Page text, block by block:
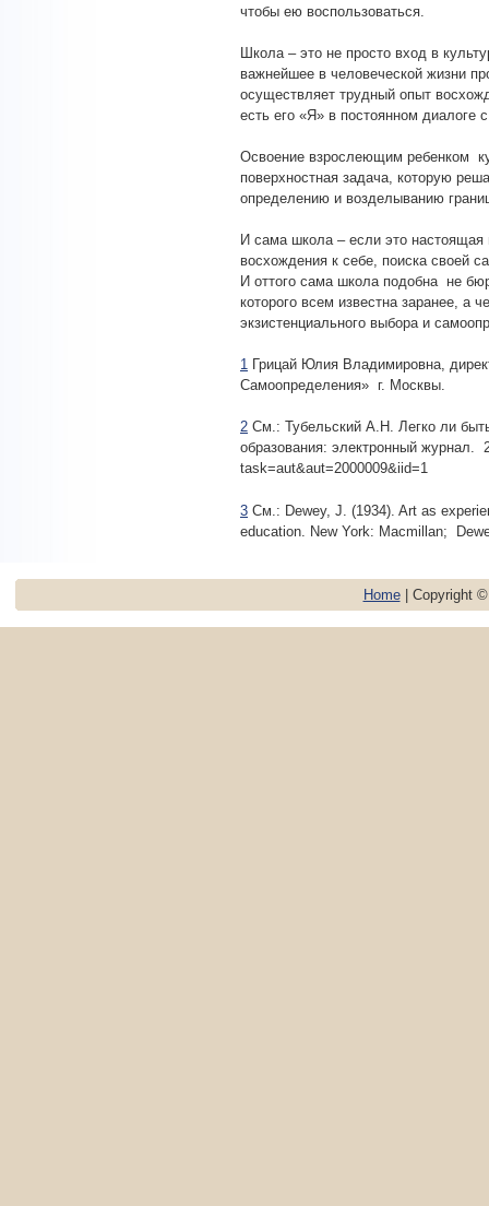
чтобы ею воспользоваться.
Школа – это не просто вход в
важнейшее в человеческой жизни
осуществляет трудный опыт
есть его «Я» в постоянном диалоге
Освоение взрослеющим ребенком
поверхностная задача, которую
определению и возделыванию
И сама школа – если это
восхождения к себе, поиска своей
И оттого сама школа подобна не
которого всем известна заранее, а
экзистенциального выбора и
1 Грицай Юлия Владимировна,
Самоопределения» г. Москвы.
2 См.: Тубельский А.Н. Легко ли
образования: электронный
task=aut&aut=2000009&iid=1
3 См.: Dewey, J. (1934). Art as
education. New York: Macmillan;
Home| Copyright ©